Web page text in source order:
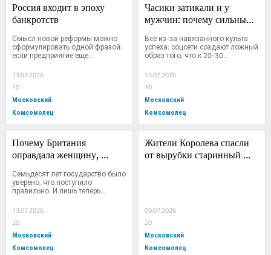
Россия входит в эпоху
банкротств
Смысл новой реформы можно
сформулировать одной фразой:
если предприятие еще...
13.07.2026
10
Московский
Комсомолец
Часики затикали и у
мужчин: почему сильный
лет
Всё из-за навязанного культа
успеха: соцсети создают ложный
образ того, что к 20-30...
13.07.2026
10
Московский
Комсомолец
Почему Британия
оправдала женщину,
назад
Семьдесят лет государство было
уверено, что поступило
правильно. И лишь теперь...
13.07.2026
20
Московский
Комсомолец
Жители Королева спасли
от вырубки старинный
09.07.2026
20
Московский
Комсомолец